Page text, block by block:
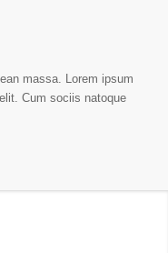
massa. Lorem ipsum
Cum sociis natoque